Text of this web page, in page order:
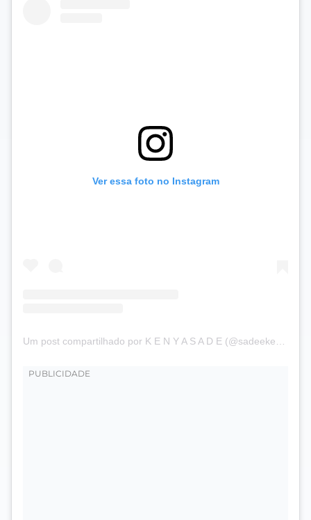
Ver essa foto no Instagram
Um post compartilhado por K E N Y A S A D E (@sadeekenya)